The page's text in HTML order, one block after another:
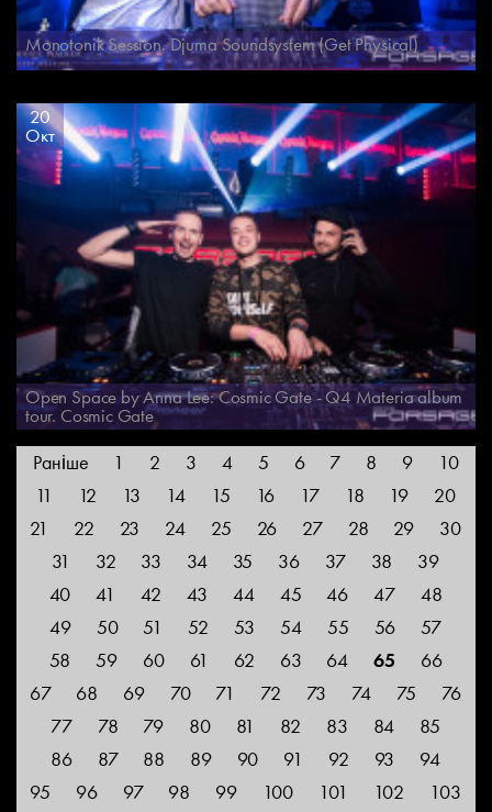
Monotonik Session. Djuma Soundsystem (Get Physical)
20
Окт
Open Space by Anna Lee: Cosmic Gate - Q4 Materia album
tour. Cosmic Gate
Раніше 1 2 3 4 5 6 7 8 9
10
11
12 13 14 15 16 17 18 19
20
21
22 23 24 25 26 27 28 29
30
31
32 33 34 35 36 37 38
39
40
41 42 43 44 45 46 47
48
49
50 51 52 53 54 55 56
57
58
59 60 61 62 63 64 65
66
67
68 69 70 71 72 73 74 75
76
77
78 79 80 81 82 83 84
85
86
87 88 89 90 91 92 93
94
95
96 97 98 99 100 101 102 103